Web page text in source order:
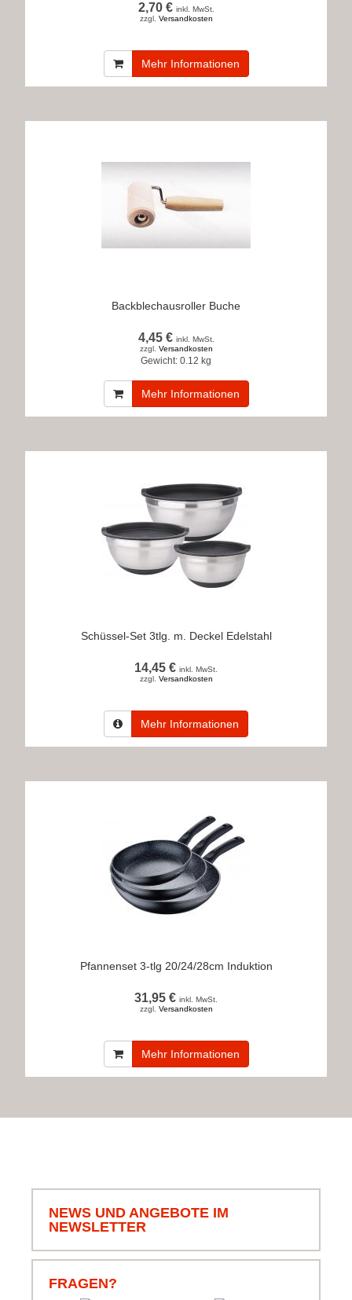
2,70 € inkl. MwSt.
zzgl. Versandkosten
Mehr Informationen
Backblechausroller Buche
4,45 € inkl. MwSt.
zzgl. Versandkosten
Gewicht: 0.12 kg
Mehr Informationen
Schüssel-Set 3tlg. m. Deckel Edelstahl
14,45 € inkl. MwSt.
zzgl. Versandkosten
Mehr Informationen
Pfannenset 3-tlg 20/24/28cm Induktion
31,95 € inkl. MwSt.
zzgl. Versandkosten
Mehr Informationen
NEWS UND ANGEBOTE IM
NEWSLETTER
FRAGEN?